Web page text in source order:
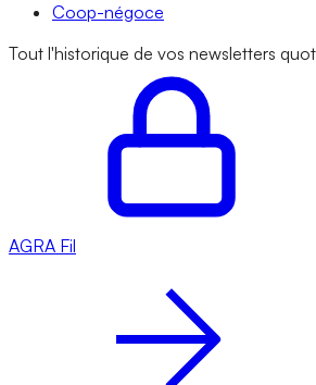
Coop-négoce
Tout l'historique de vos newsletters
AGRA Fil